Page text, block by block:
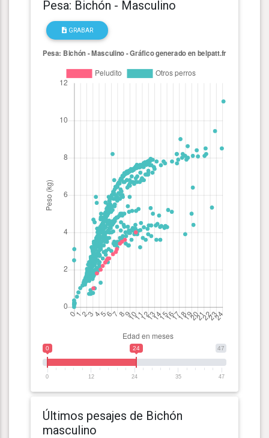
Pesa: Bichón - Masculino
GRABAR
47
0 24
0 12 24 35 47
Últimos pesajes de Bichón
masculino